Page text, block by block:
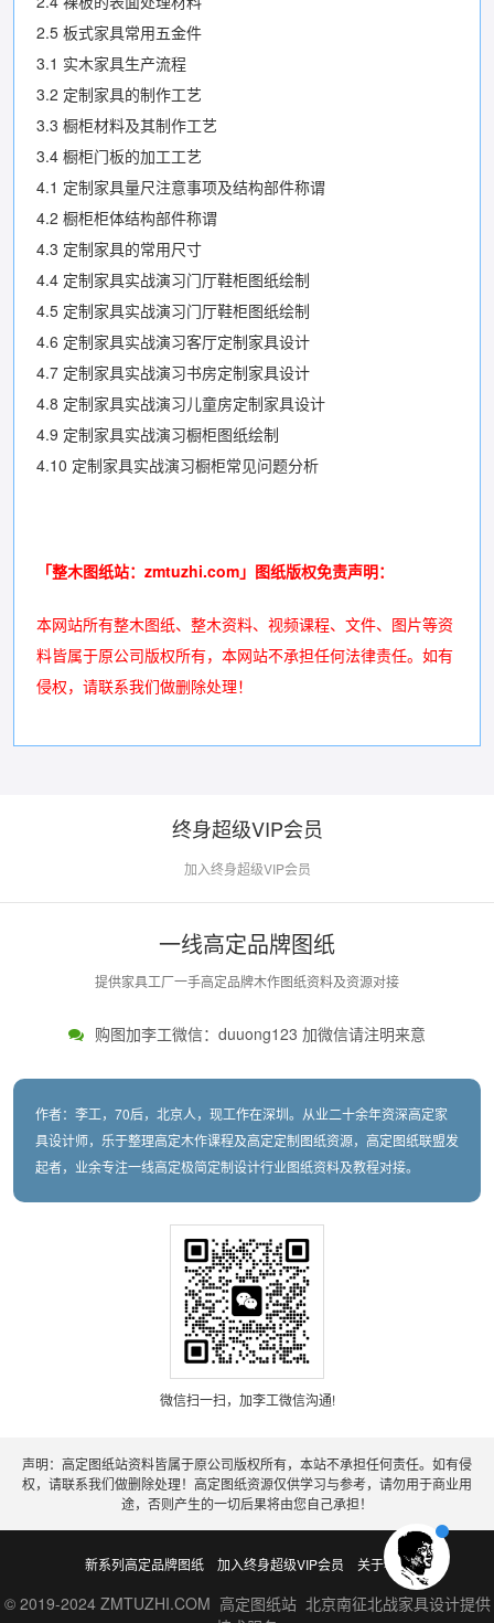
2.5 板式家具常用五金件
3.1 实木家具生产流程
3.2 定制家具的制作工艺
3.3 橱柜材料及其制作工艺
3.4 橱柜门板的加工工艺
4.1 定制家具量尺注意事项及结构部件称谓
4.2 橱柜柜体结构部件称谓
4.3 定制家具的常用尺寸
4.4 定制家具实战演习门厅鞋柜图纸绘制
4.5 定制家具实战演习门厅鞋柜图纸绘制
4.6 定制家具实战演习客厅定制家具设计
4.7 定制家具实战演习书房定制家具设计
4.8 定制家具实战演习儿童房定制家具设计
4.9 定制家具实战演习橱柜图纸绘制
4.10 定制家具实战演习橱柜常见问题分析
「整木图纸站：zmtuzhi.com」图纸版权免责声明：
本网站所有整木图纸、整木资料、视频课程、文件、图片等资
料皆属于原公司版权所有，本网站不承担任何法律责任。如有
侵权，请联系我们做删除处理！
终身超级VIP会员
加入终身超级VIP会员
一线高定品牌图纸
提供家具工厂一手高定品牌木作图纸资料及资源对接
购图加李工微信：duuong123 加微信请注明来意
作者：李工，70后，北京人，现工作在深圳。从业二十余年资深高定家
具设计师，乐于整理高定木作课程及高定定制图纸资源，高定图纸联盟发
起者，业余专注一线高定极简定制设计行业图纸资料及教程对接。
微信扫一扫，加李工微信沟通!
声明：高定图纸站资料皆属于原公司版权所有，本站不承担任何责任。如有侵
权，请联系我们做删除处理！高定图纸资源仅供学习与参考，请勿用于商业用
途，否则产生的一切后果将由您自己承担！
新系列高定品牌图纸 加入终身超级VIP会员 关于老李
© 2019-2024 ZMTUZHI.COM 高定图纸站 北京南征北战家具设计提供